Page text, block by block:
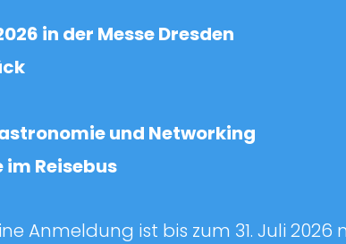
in der Messe Dresden
und Networking
Reisebus
Anmeldung ist bis zum 31. Juli 2026